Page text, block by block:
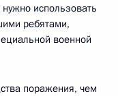
использовать
ребятами,
военной
поражения, чем